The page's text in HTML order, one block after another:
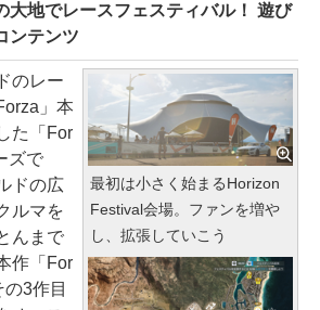
大地でレースフェスティバル！ 遊び
ンテンツ
最初は小さく始まるHorizon
Festival会場。ファンを増や
し、拡張していこう
のレー
」本
た「For
ズで
ドの広
ルマを
んまで
作「For
3作目